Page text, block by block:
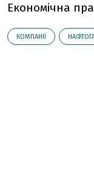
Економічна
КОМПАНІЇ